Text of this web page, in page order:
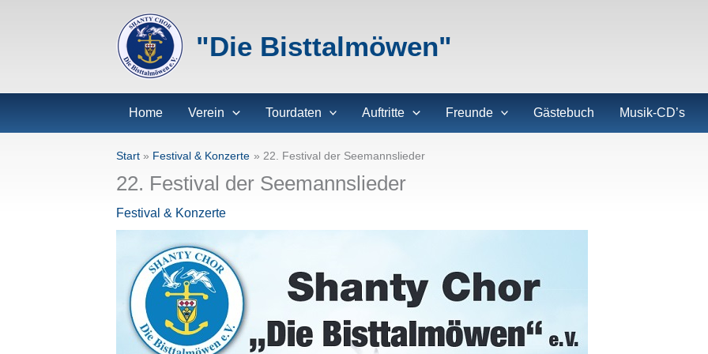
"Die Bisttalmöwen"
Home Verein Tourdaten Auftritte Freunde Gästebuch Musik-CD’s
Start Festival & Konzerte 22. Festival der Seemannslieder
22. Festival der Seemannslieder
Festival & Konzerte